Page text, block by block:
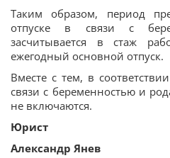
Таким образом, период
отпуске в связи с
засчитывается в стаж
ежегодный основной отпуск.
Вместе с тем, в
связи с беременностью и
не включаются.
Юрист
Александр Янев